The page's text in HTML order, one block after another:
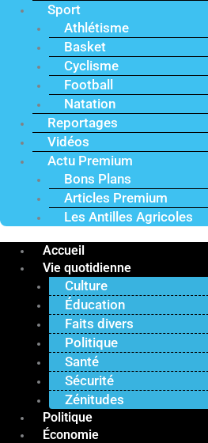
Sport
Athlétisme
Basket
Cyclisme
Football
Natation
Reportages
Vidéos
Actu Premium
Bons Plans
Articles Premium
Les Antilles Agricoles
Accueil
Vie quotidienne
Culture
Éducation
Faits divers
Politique
Santé
Sécurité
Zénitudes
Politique
Économie